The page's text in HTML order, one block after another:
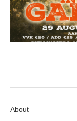
About